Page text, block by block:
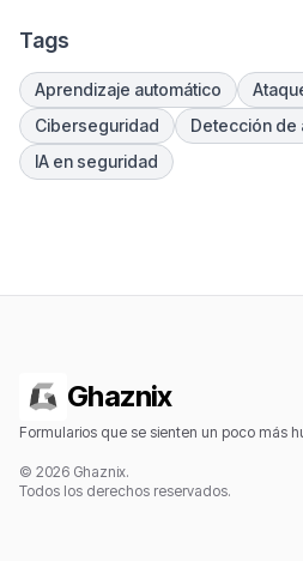
Tags
Aprendizaje automático
Ciberseguridad
Detección de
IA en seguridad
Ghaznix
Formularios que se sienten un poco más
© 2026 Ghaznix.
Todos los derechos reservados.